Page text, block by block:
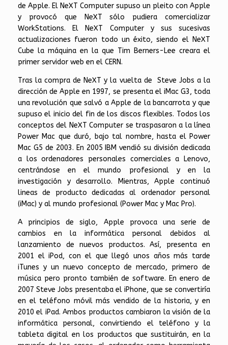
de Apple. El NeXT Computer supuso un pleito con Apple
y provocó que NeXT sólo pudiera comercializar
WorkStations. El NeXT Computer y sus sucesivas
actualizaciones fueron todo un éxito, siendo el NeXT
Cube la máquina en la que Tim Berners-Lee creara el
primer servidor web en el CERN.
Tras la compra de NeXT y la vuelta de Steve Jobs a la
dirección de Apple en 1997, se presenta el iMac G3, toda
una revolución que salvó a Apple de la bancarrota y que
supuso el inicio del fin de los discos flexibles. Todos los
conceptos del NeXT Computer se traspasaron a la línea
Power Mac que duró, bajo tal nombre, hasta el Power
Mac G5 de 2003. En 2005 IBM vendió su división dedicada
a los ordenadores personales comerciales a Lenovo,
centrándose en el mundo profesional y en la
investigación y desarrollo. Mientras, Apple continuó
lineas de producto dedicadas al ordenador personal
(iMac) y al mundo profesional (Power Mac y Mac Pro).
A principios de siglo, Apple provoca una serie de
cambios en la informática personal debidos al
lanzamiento de nuevos productos. Así, presenta en
2001 el iPod, con el que llegó unos años más tarde
iTunes y un nuevo concepto de mercado, primero de
música pero pronto también de software. En enero de
2007 Steve Jobs presentaba el iPhone, que se convertiría
en el teléfono móvil más vendido de la historia, y en
2010 el iPad. Ambos productos cambiaron la visión de la
informática personal, convirtiendo el teléfono y la
tableta digital en los productos que sustituirán, en la